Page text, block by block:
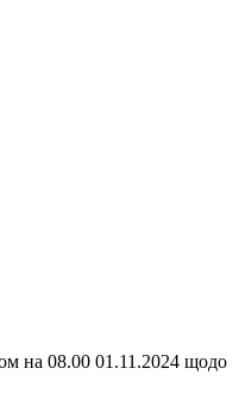
на 08.00 01.11.2024 щодо